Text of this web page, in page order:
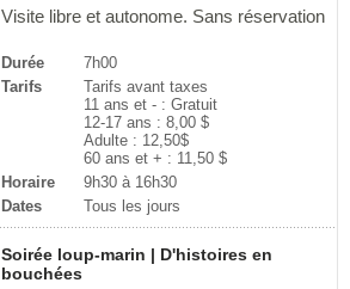
Visite libre et autonome. Sans réservation
Durée
7h00
Tarifs
Tarifs avant taxes
11 ans et - : Gratuit
12-17 ans : 8,00 $
Adulte : 12,50$
60 ans et + : 11,50 $
Horaire
9h30 à 16h30
Dates
Tous les jours
Soirée loup-marin | D'histoires en
bouchées